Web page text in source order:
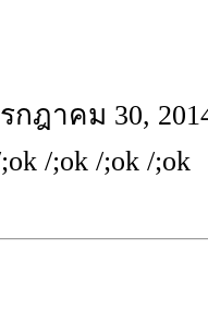
กฎาคม 30,
/;ok /;ok /;ok